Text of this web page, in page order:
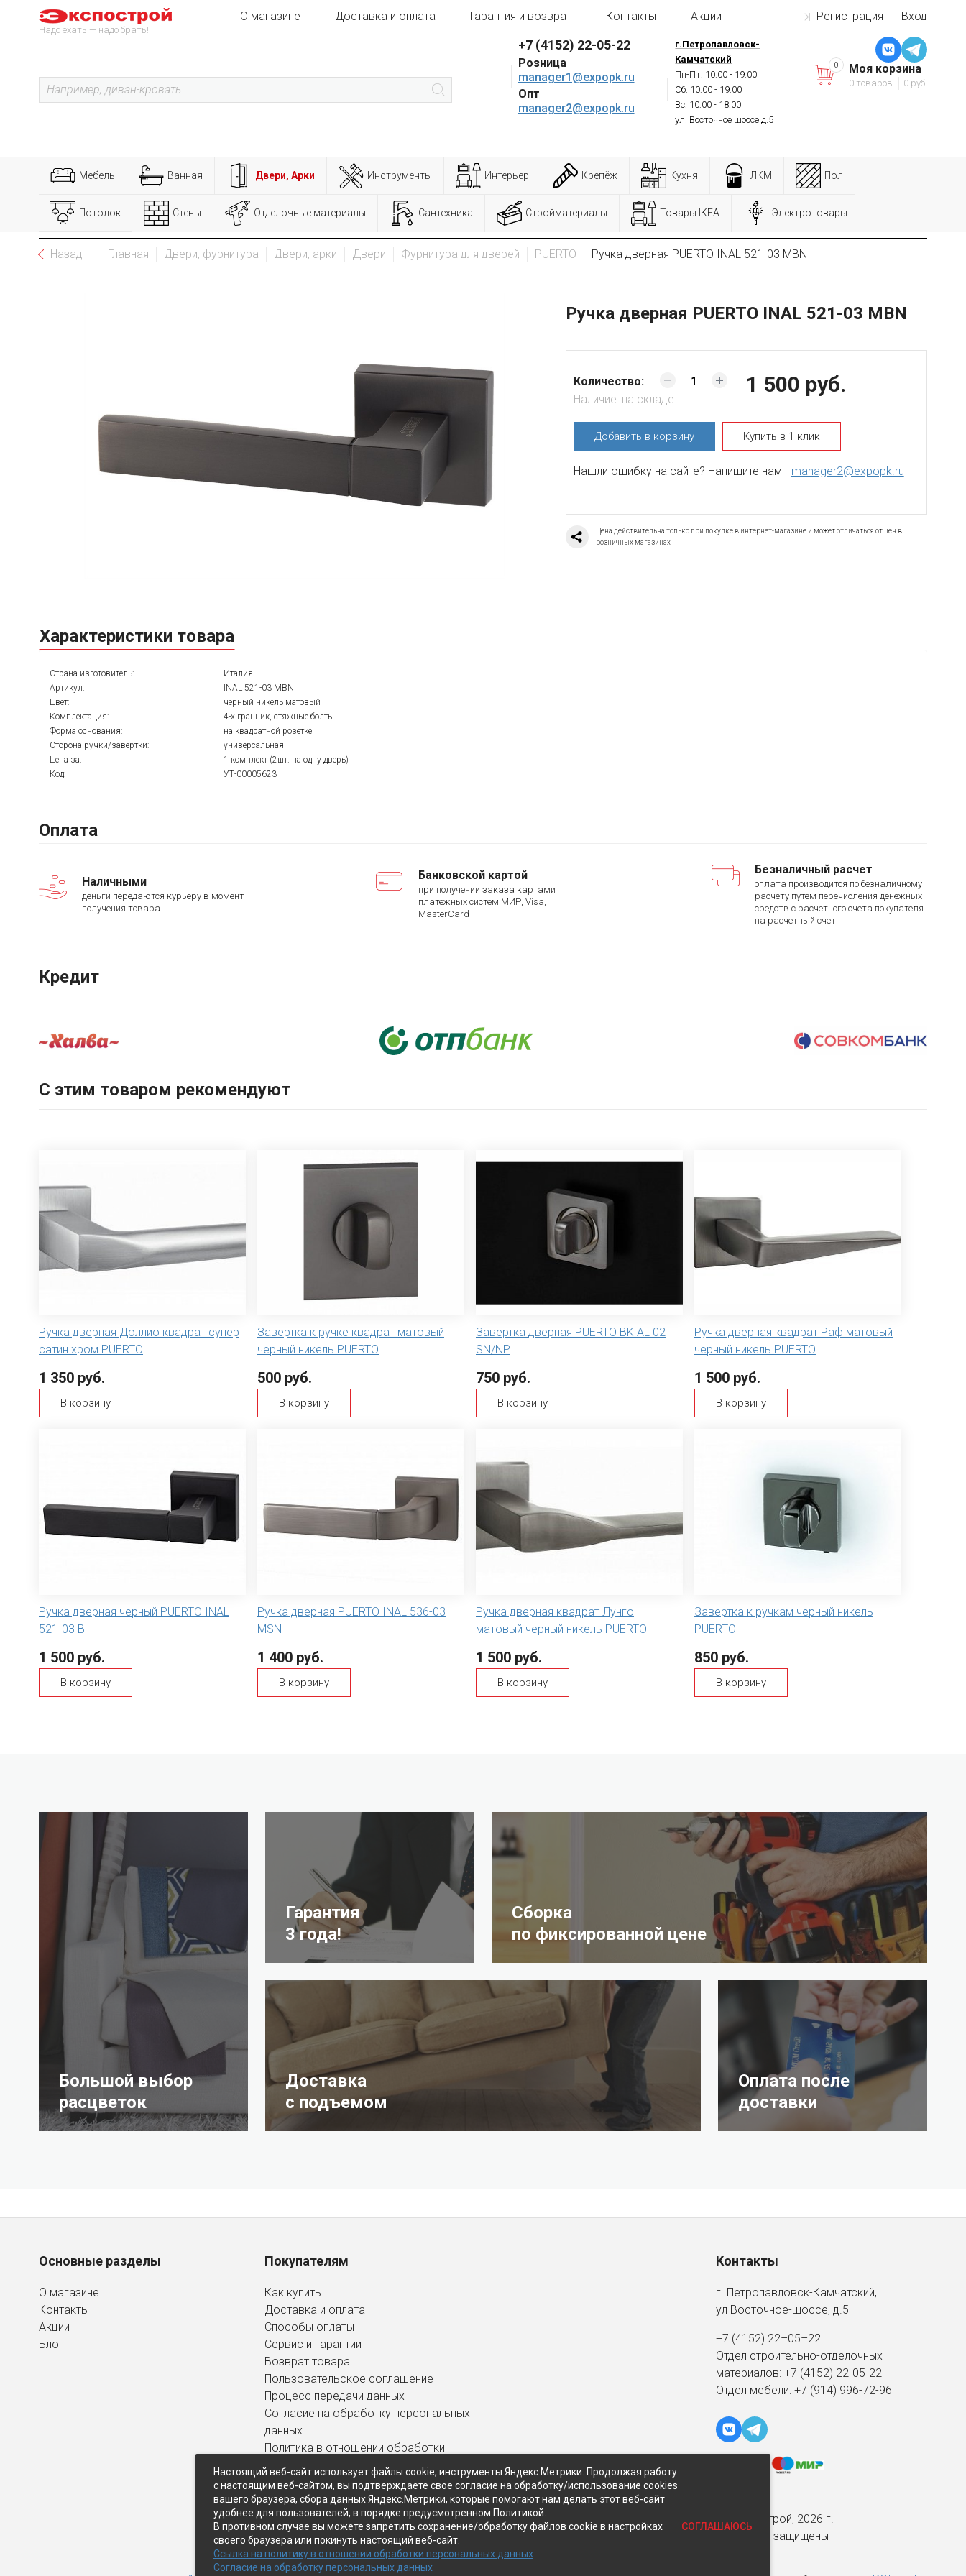
Надо ехать — надо брать!
Регистрация Вход
О магазине Доставка и оплата Гарантия и возврат Контакты Акции
+7 (4152) 22-05-22
Розница
manager1@expopk.ru
Опт
manager2@expopk.ru
г.Петропавловск-
Камчатский
Пн-Пт: 10:00 - 19:00
Сб: 10:00 - 19:00
Вс: 10:00 - 18:00
ул. Восточное шоссе д.5
Моя корзина
0 товаров 0 руб.
0
Мебель Ванная Двери, Арки Инструменты Интерьер Крепёж Кухня ЛКМ Пол
Потолок Стены Отделочные материалы Сантехника Стройматериалы Товары IKEA Электротовары
Назад Главная Двери, фурнитура Двери, арки Двери Фурнитура для дверей PUERTO Ручка дверная PUERTO INAL 521-03 MBN
Ручка дверная PUERTO INAL 521-03 MBN
1 500 руб.
Количество:
Наличие: на складе
Добавить в корзину Купить в 1 клик
Нашли ошибку на сайте? Напишите нам - manager2@expopk.ru
Цена действительна только при покупке в интернет-магазине и может отличаться от цен в
розничных магазинах
Характеристики товара
Страна изготовитель:
Италия
Артикул:
INAL 521-03 MBN
Цвет:
черный никель матовый
Комплектация:
4-х гранник, стяжные болты
Форма основания:
на квадратной розетке
Сторона ручки/завертки:
универсальная
Цена за:
1 комплект (2шт. на одну дверь)
Код:
УТ-00005623
Оплата
Наличными
деньги передаются курьеру в момент
получения товара
Банковской картой
при получении заказа картами
платежных систем МИР, Visa,
MasterCard
Безналичный расчет
оплата производится по безналичному
расчету путем перечисления денежных
средств с расчетного счета покупателя
на расчетный счет
Кредит
С этим товаром рекомендуют
Ручка дверная Доллио квадрат супер
сатин хром PUERTO
1 350 руб.
В корзину
Завертка к ручке квадрат матовый
черный никель PUERTO
500 руб.
В корзину
Завертка дверная PUERTO BK AL 02
SN/NP
750 руб.
В корзину
Ручка дверная квадрат Раф матовый
черный никель PUERTO
1 500 руб.
В корзину
Ручка дверная черный PUERTO INAL
521-03 B
1 500 руб.
В корзину
Ручка дверная PUERTO INAL 536-03
MSN
1 400 руб.
В корзину
Ручка дверная квадрат Лунго
матовый черный никель PUERTO
1 500 руб.
В корзину
Завертка к ручкам черный никель
PUERTO
850 руб.
В корзину
Большой выбор
расцветок
Гарантия
3 года!
Оплата после
доставки
Сборка
по фиксированной цене
Доставка
с подъемом
Основные разделы
О магазине
Контакты
Акции
Блог
Покупателям
Как купить
Доставка и оплата
Способы оплаты
Сервис и гарантии
Возврат товара
Пользовательское соглашение
Процесс передачи данных
Согласие на обработку персональных
данных
Политика в отношении обработки
персональных данных
Контакты
г. Петропавловск-Камчатский,
ул Восточное-шоссе, д.5
+7 (4152) 22–05–22
Отдел строительно-отделочных
материалов: +7 (4152) 22-05-22
Отдел мебели: +7 (914) 996-72-96
© Экспострой, 2026 г.
Все права защищены
Настоящий веб-сайт использует файлы cookie, инструменты Яндекс.Метрики. Продолжая работу
с настоящим веб-сайтом, вы подтверждаете свое согласие на обработку/использование cookies
вашего браузера, сбора данных Яндекс.Метрики, которые помогают нам делать этот веб-сайт
удобнее для пользователей, в порядке предусмотренном Политикой.
В противном случае вы можете запретить сохранение/обработку файлов cookie в настройках
своего браузера или покинуть настоящий веб-сайт.
Ссылка на политику в отношении обработки персональных данных
Согласие на обработку персональных данных
СОГЛАШАЮСЬ